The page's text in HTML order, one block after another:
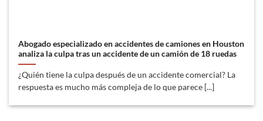
Abogado especializado en accidentes de camiones en Houston
analiza la culpa tras un accidente de un camión de 18 ruedas
¿Quién tiene la culpa después de un accidente comercial? La
respuesta es mucho más compleja de lo que parece [...]